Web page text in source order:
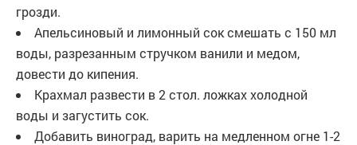
грозди.
Апельсиновый и лимонный сок смешать с 150 мл
воды, разрезанным стручком ванили и медом,
довести до кипения.
Крахмал развести в 2 стол. ложках холодной
воды и загустить сок.
Добавить виноград, варить на медленном огне 1-2